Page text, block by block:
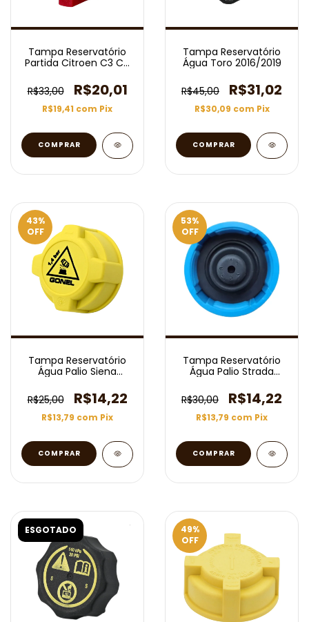
Tampa Reservatório
Partida Citroen C3 C4
Aircross Picanto
Picasso
R$33,00 R$20,01
R$19,41 com Pix
Tampa Reservatório
Água Toro 2016/2019
R$45,00 R$31,02
R$30,09 com Pix
43%
OFF
Tampa Reservatório
Água Palio Siena
R$25,00
R$14,22
R$13,79 com Pix
53%
OFF
Tampa Reservatório
Água Palio Strada
R$30,00
R$14,22
R$13,79 com Pix
ESGOTADO 49%
OFF